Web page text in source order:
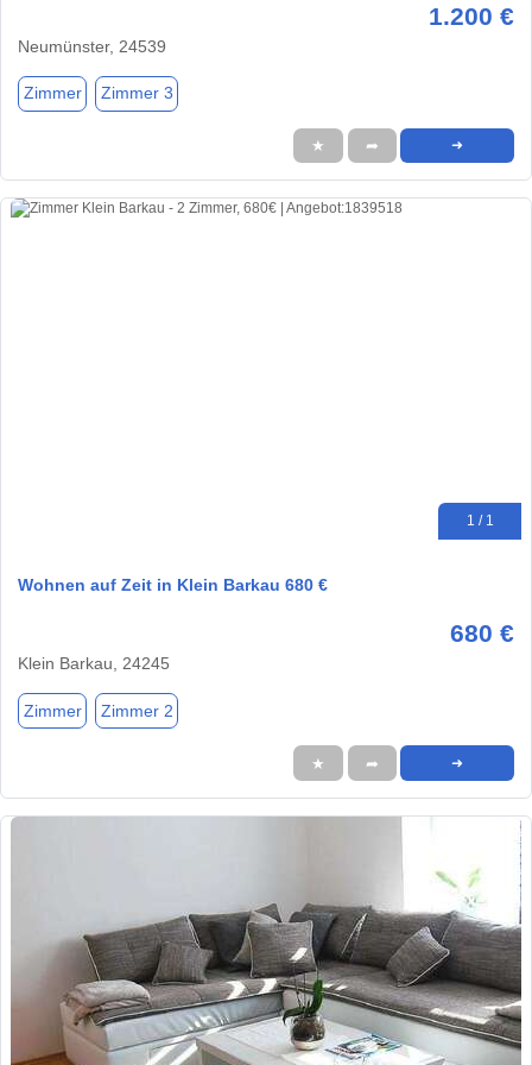
1.200 €
Neumünster, 24539
Zimmer Zimmer 3
★ ➦ ➜
1 / 1
Wohnen auf Zeit in Klein Barkau 680 €
680 €
Klein Barkau, 24245
Zimmer Zimmer 2
★ ➦ ➜